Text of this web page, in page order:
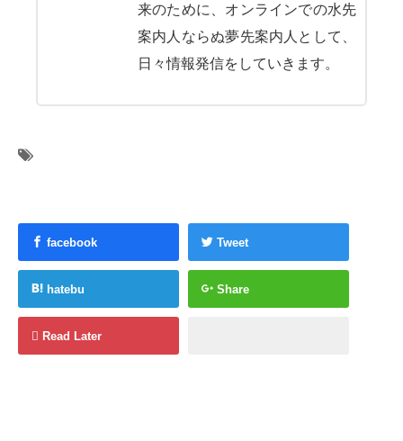
来のために、オンラインでの水先
案内人ならぬ夢先案内人として、
日々情報発信をしていきます。
facebook Tweet
hatebu Share
Read Later